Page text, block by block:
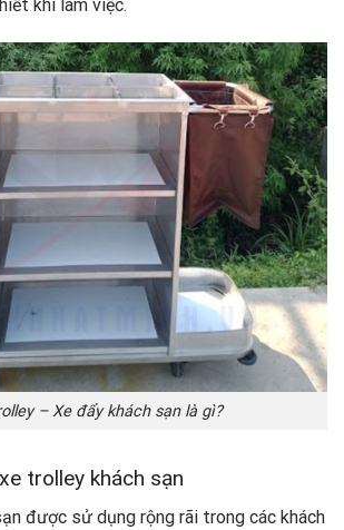
khi làm việc.
– Xe đẩy khách sạn là gì?
trolley khách sạn
được sử dụng rộng rãi trong các khách